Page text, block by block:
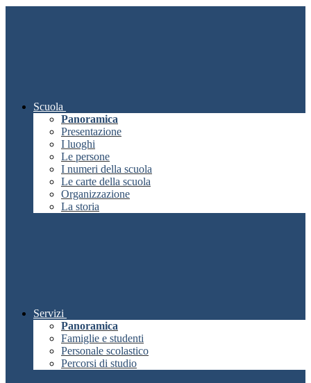
Scuola
Panoramica
Presentazione
I luoghi
Le persone
I numeri della scuola
Le carte della scuola
Organizzazione
La storia
Servizi
Panoramica
Famiglie e studenti
Personale scolastico
Percorsi di studio